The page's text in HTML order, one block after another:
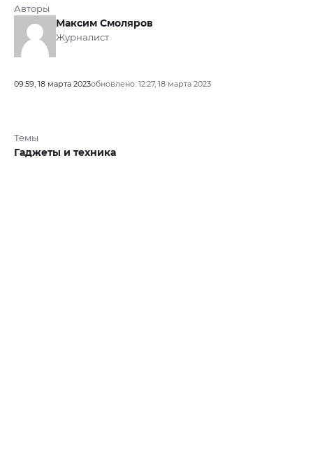
Авторы
Максим Смоляров
Журналист
09:59, 18 марта 2023обновлено: 12:27, 18 марта 2023
Темы
Гаджеты и техника